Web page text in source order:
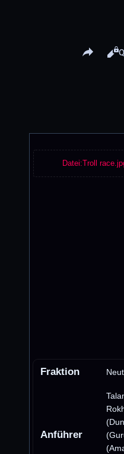
Share this page
Datei:Troll
Fraktion
Anführer